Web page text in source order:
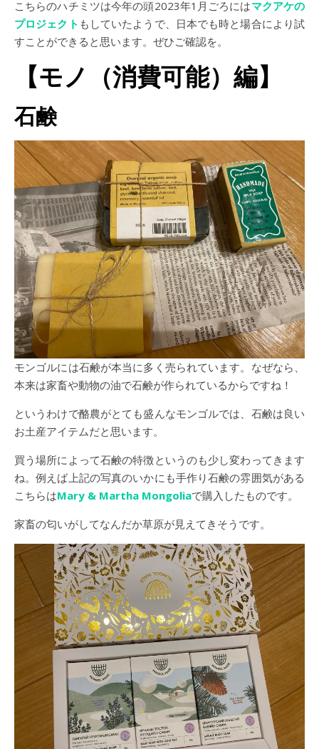
こちらのハチミツは今年の頭2023年1月ごろにはマクアケの
プロジェクト もしていたようで、日本でも時と場合により試
すことができると思います。ぜひご確認を。
【モノ（消費可能）編】
石鹸
モンゴルには石鹸が本当に多く売られています。なぜなら、
本来は家畜や動物の油で石鹸が作られているからですね！
というわけで酪農がとても盛んなモンゴルでは、石鹸は良い
お土産アイテムだと思います。
買う場所によって石鹸の特徴というのも少し変わってきます
ね。例えば上記の写真のいかにも手作り石鹸の雰囲気がある
こちらはMary & Martha Mongoliaで購入したものです。
家畜の匂いがしてなんだか草原が見えてきそうです。